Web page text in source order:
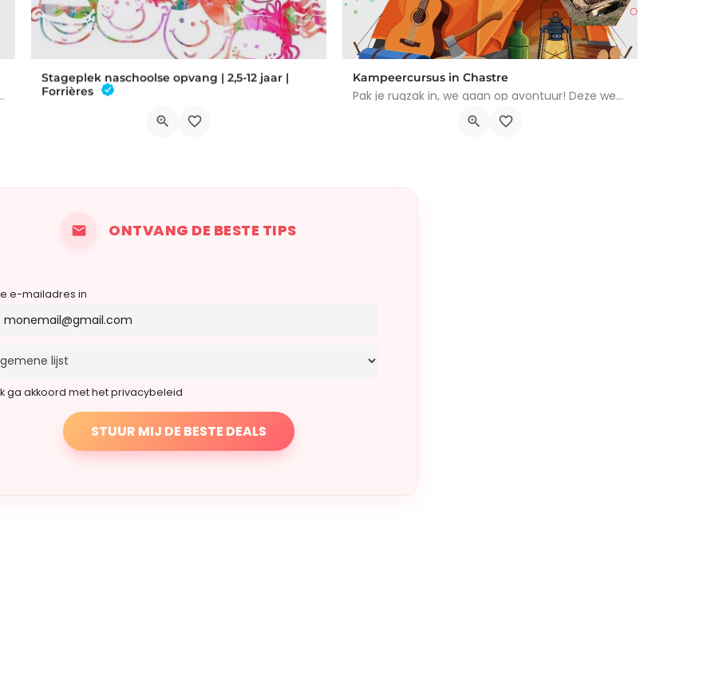
Sportpassie, Koken & Kunst, Uitje,…
Stageplek naschoolse opvang | 2,5-12 jaar |
Forrières
Kampeercursus in Chastre
Pak je rugzak in, we gaan op avontuur! Deze week word je een echte kleine kampeerder: hutten bouwen,…
Rue de Gembloux 2, Chastre
ONTVANG DE BESTE TIPS
e-mailadres in
ga akkoord met het privacybeleid